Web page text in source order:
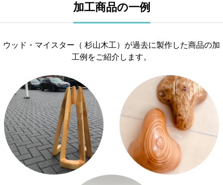
加工商品の一例
ウッド・マイスター（ 杉山木工）が過去に製作した商品の加
工例をご紹介します。